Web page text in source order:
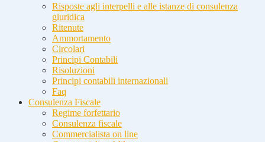
Risposte agli interpelli e alle istanze di consulenza
giuridica
Ritenute
Ammortamento
Circolari
Principi Contabili
Risoluzioni
Principi contabili internazionali
Faq
Consulenza Fiscale
Regime forfettario
Consulenza fiscale
Commercialista on line